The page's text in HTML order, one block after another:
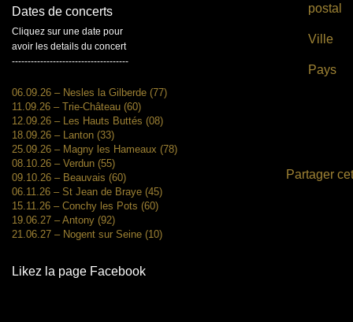
postal
Ville
Pays
Partager
Dates de concerts
Cliquez sur une date pour
avoir les details du concert
-------------------------------------
06.09.26 – Nesles la Gilberde (77)
11.09.26 – Trie-Château (60)
12.09.26 – Les Hauts Buttés (08)
18.09.26 – Lanton (33)
25.09.26 – Magny les Hameaux (78)
08.10.26 – Verdun (55)
09.10.26 – Beauvais (60)
06.11.26 – St Jean de Braye (45)
15.11.26 – Conchy les Pots (60)
19.06.27 – Antony (92)
21.06.27 – Nogent sur Seine (10)
Likez la page Facebook